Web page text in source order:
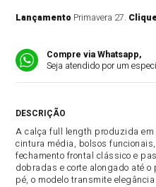
Lançamento Primavera 27.
Compre via Whatsapp,
Seja atendido por um
A calça full length produzida
cintura média, bolsos funcionais,
fechamento frontal clássico e
dobradas e corte alongado até o
pé, o modelo transmite